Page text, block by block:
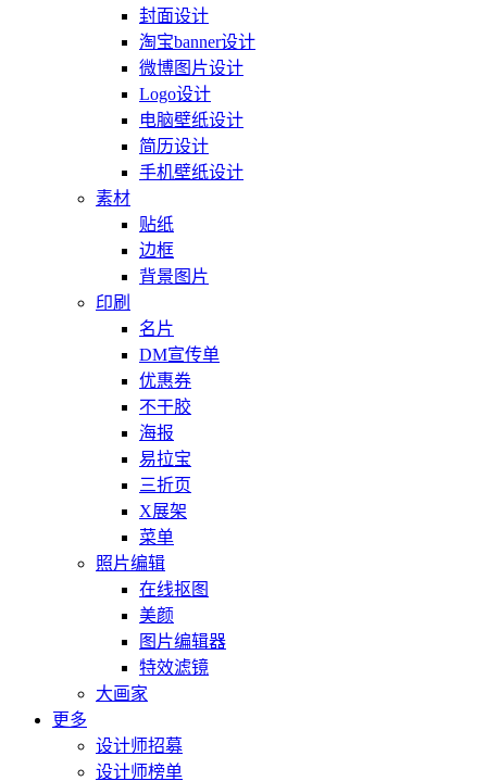
封面设计
淘宝banner设计
微博图片设计
Logo设计
电脑壁纸设计
简历设计
手机壁纸设计
素材
贴纸
边框
背景图片
印刷
名片
DM宣传单
优惠券
不干胶
海报
易拉宝
三折页
X展架
菜单
照片编辑
在线抠图
美颜
图片编辑器
特效滤镜
大画家
更多
设计师招募
设计师榜单